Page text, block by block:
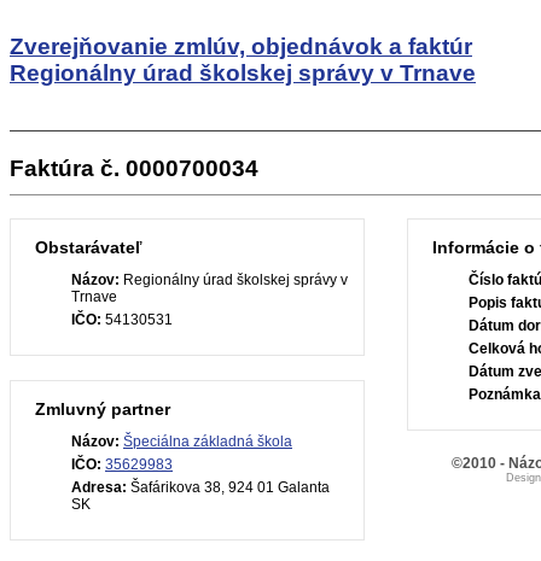
Zverejňovanie zmlúv, objednávok a faktúr
Regionálny úrad školskej správy v Trnave
Faktúra č. 0000700034
Obstarávateľ
Názov: Regionálny úrad školskej správy v
Trnave
IČO: 54130531
Zmluvný partner
Názov: Špeciálna základná škola
IČO: 35629983
Adresa: Šafárikova 38, 924 01 Galanta
SK
Informácie o
Číslo
Popis
Dátum
Celková
Dátum
©2010 -